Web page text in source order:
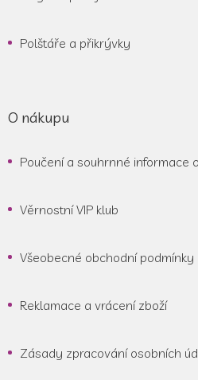
Polštáře a přikrývky
O nákupu
Poučení a souhrnné informace
Věrnostní VIP klub
Všeobecné obchodní podmínky
Reklamace a vrácení zboží
Zásady zpracování osobních